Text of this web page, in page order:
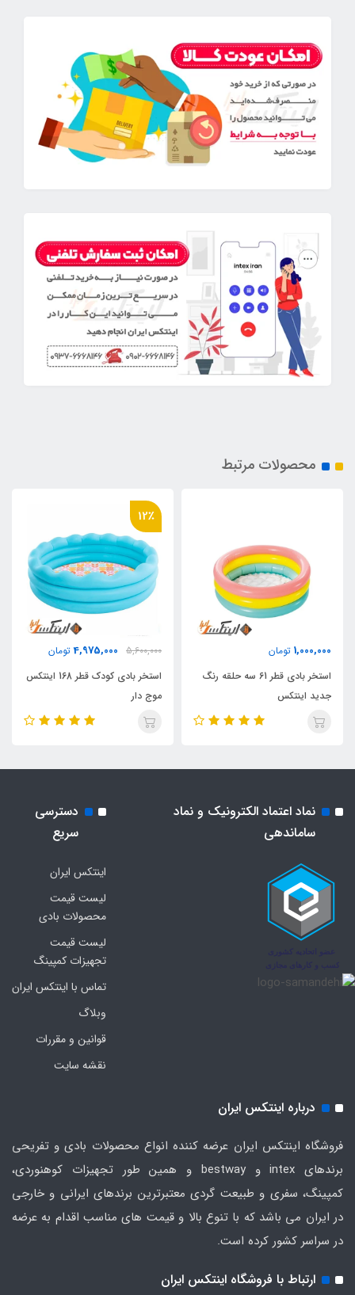
محصولات مرتبط
1,000,000 تومان
استخر بادی قطر 61 سه حلقه رنگ
جدید اینتکس
12٪
5,600,000
4,975,000 تومان
استخر بادی کودک قطر 168 اینتکس
موج دار
نماد اعتماد الکترونیک و نماد
ساماندهی
دسترسی
سریع
اینتکس ایران
لیست قیمت
محصولات بادی
لیست قیمت
تجهیزات کمپینگ
تماس با اینتکس ایران
وبلاگ
قوانین و مقررات
نقشه سایت
درباره اینتکس ایران
فروشگاه اینتکس ایران عرضه کننده انواع محصولات بادی و تفریحی
برندهای intex و bestway و همین طور تجهیزات کوهنوردی،
کمپینگ، سفری و طبیعت گردی معتبرترین برندهای ایرانی و خارجی
در ایران می باشد که با تنوع بالا و قیمت های مناسب اقدام به عرضه
در سراسر کشور کرده است.
ارتباط با فروشگاه اینتکس ایران